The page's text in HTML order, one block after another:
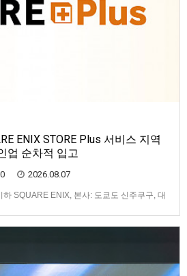
ENIX STORE Plus 서비스 지역
업 순차적 입고
0 2026.08.07
SQUARE ENIX, 본사: 도쿄도 신주쿠구, 대